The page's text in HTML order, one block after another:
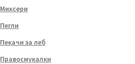
Миксери
Пегли
Пекачи за леб
Правосмукалки